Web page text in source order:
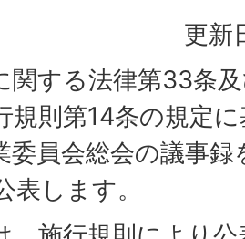
更新
関する法律第33条
規則第14条の規定
委員会総会の議事
します。